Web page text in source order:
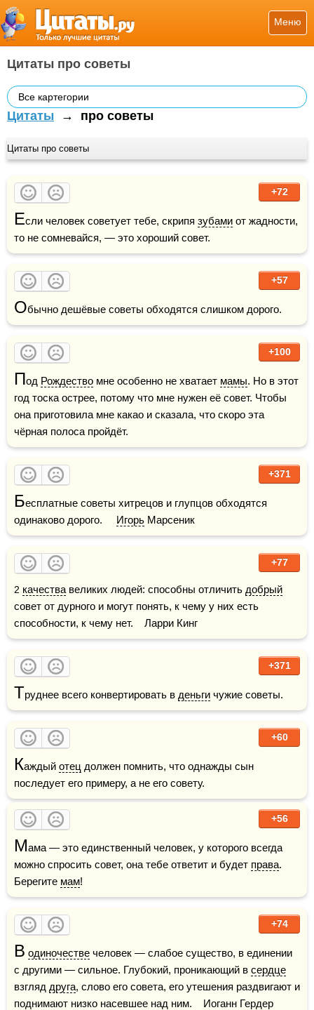
Меню
Цитаты про советы
Все картегории
Цитаты → про советы
Цитаты про советы
+72
Если человек советует тебе, скрипя зубами от жадности,
то не сомневайся, — это хороший совет.
+57
Обычно дешёвые советы обходятся слишком дорого.
+100
Под Рождество мне особенно не хватает мамы. Но в этот
год тоска острее, потому что мне нужен её совет. Чтобы
она приготовила мне какао и сказала, что скоро эта
чёрная полоса пройдёт.
+371
Бесплатные советы хитрецов и глупцов обходятся
одинаково дорого. Игорь Марсеник
+77
качества великих людей: способны отличить добрый
совет от дурного и могут понять, к чему у них есть
способности, к чему нет.    Ларри Кинг
+371
Труднее всего конвертировать в деньги чужие советы.
+60
Каждый отец должен помнить, что однажды сын
последует его примеру, а не его совету.
+56
Мама — это единственный человек, у которого всегда
можно спросить совет, она тебе ответит и будет права.
Берегите мам!
+74
В одиночестве человек — слабое существо, в единении
с другими — сильное. Глубокий, проникающий в сердце
взгляд друга, слово его совета, его утешения раздвигают и
поднимают низко насевшее над ним.    Иоганн Гердер